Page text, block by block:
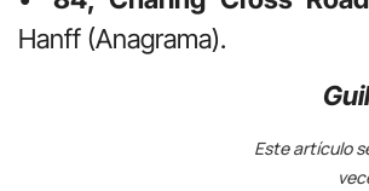
Hanff (Anagrama).
Este artículo